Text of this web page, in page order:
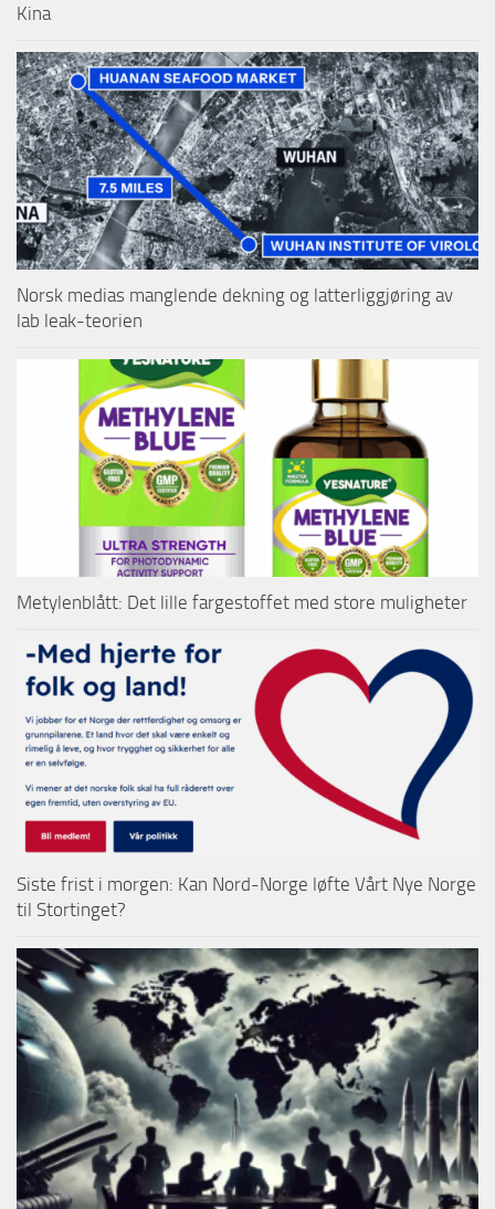
Kina
Norsk medias manglende dekning og latterliggjøring av
lab leak-teorien
Metylenblått: Det lille fargestoffet med store muligheter
Siste frist i morgen: Kan Nord-Norge løfte Vårt Nye Norge
til Stortinget?